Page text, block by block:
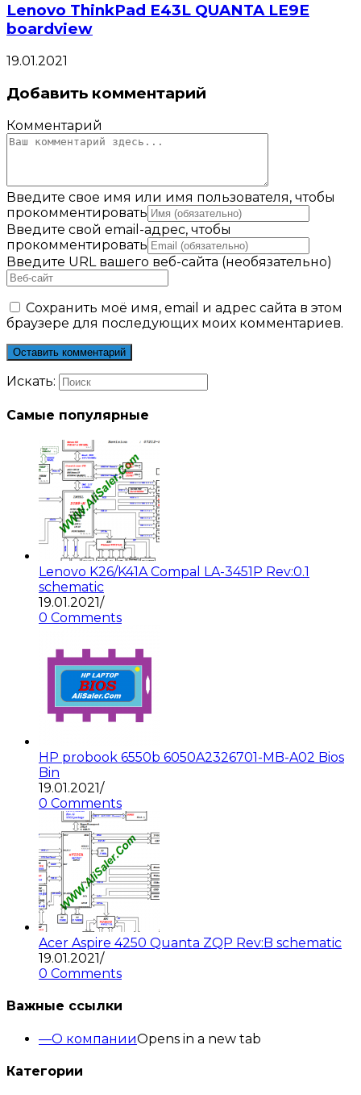
Lenovo ThinkPad E43L QUANTA LE9E
boardview
19.01.2021
Добавить комментарий
Комментарий
Введите свое имя или имя пользователя, чтобы
прокомментировать
Введите свой email-адрес, чтобы
прокомментировать
Введите URL вашего веб-сайта (необязательно)
Сохранить моё имя, email и адрес сайта в этом
браузере для последующих моих комментариев.
Искать:
Самые популярные
Lenovo K26/K41A Compal LA-3451P Rev:0.1
schematic
19.01.2021/
0 Comments
HP probook 6550b 6050A2326701-MB-A02 Bios
Bin
19.01.2021/
0 Comments
Acer Aspire 4250 Quanta ZQP Rev:B schematic
19.01.2021/
0 Comments
Важные ссылки
О компанииOpens in a new tab
Категории